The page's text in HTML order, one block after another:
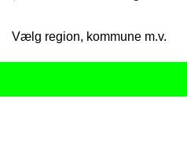
Vælg region, kommune m.v.